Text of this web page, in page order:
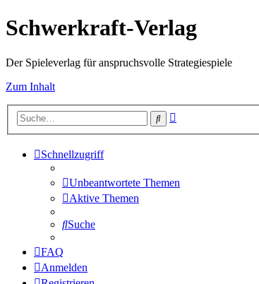
Schwerkraft-Verlag
Der Spieleverlag für anspruchsvolle Strategiespiele
Zum Inhalt
Suche
Schnellzugriff
Unbeantwortete Themen
Aktive Themen
Suche
FAQ
Anmelden